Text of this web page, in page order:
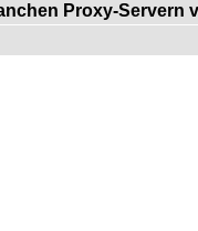
Proxy-Servern